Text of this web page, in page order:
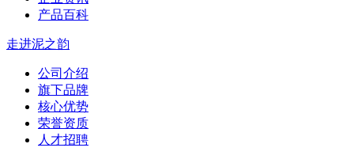
产品百科
走进泥之韵
公司介绍
旗下品牌
核心优势
荣誉资质
人才招聘